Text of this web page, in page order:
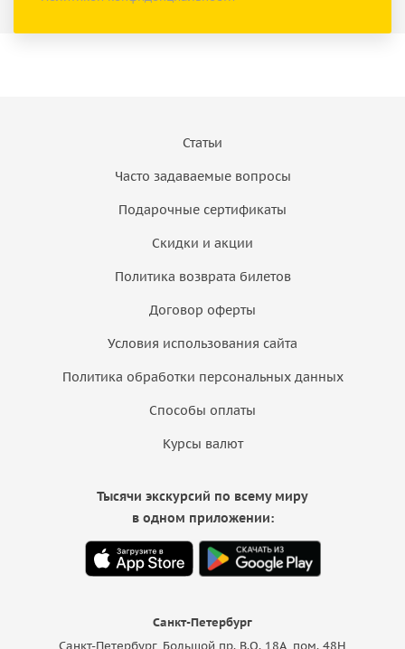
Статьи
Часто задаваемые вопросы
Подарочные сертификаты
Скидки и акции
Политика возврата билетов
Договор оферты
Условия использования сайта
Политика обработки персональных данных
Способы оплаты
Курсы валют
Санкт-Петербург
Санкт-Петербург, Большой пр. В.О. 18A, пом. 48Н
Тысячи экскурсий по всему миру
в одном приложении: